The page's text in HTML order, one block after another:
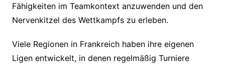
Fähigkeiten im Teamkontext anzuwenden und den
Nervenkitzel des Wettkampfs zu erleben.
Viele Regionen in Frankreich haben ihre eigenen
Ligen entwickelt, in denen regelmäßig Turniere